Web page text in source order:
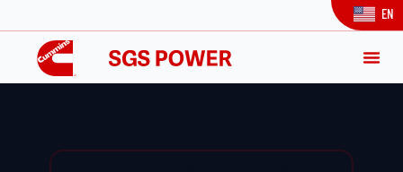
EN